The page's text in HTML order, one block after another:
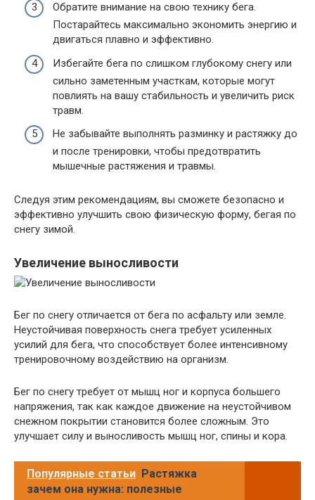
Обратите внимание на свою технику бега.
Постарайтесь максимально экономить энергию и
двигаться плавно и эффективно.
Избегайте бега по слишком глубокому снегу или
сильно заметенным участкам, которые могут
повлиять на вашу стабильность и увеличить риск
травм.
Не забывайте выполнять разминку и растяжку до
и после тренировки, чтобы предотвратить
мышечные растяжения и травмы.
Следуя этим рекомендациям, вы сможете безопасно и
эффективно улучшить свою физическую форму, бегая по
снегу зимой.
Увеличение выносливости
Бег по снегу отличается от бега по асфальту или земле.
Неустойчивая поверхность снега требует усиленных
усилий для бега, что способствует более интенсивному
тренировочному воздействию на организм.
Бег по снегу требует от мышц ног и корпуса большего
напряжения, так как каждое движение на неустойчивом
снежном покрытии становится более сложным. Это
улучшает силу и выносливость мышц ног, спины и кора.
Популярные статьи Растяжка
зачем она нужна: полезные